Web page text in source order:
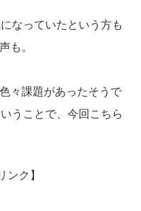
なっていたという方も
も。
々課題があったそうで
うことで、今回こちら
ンク】